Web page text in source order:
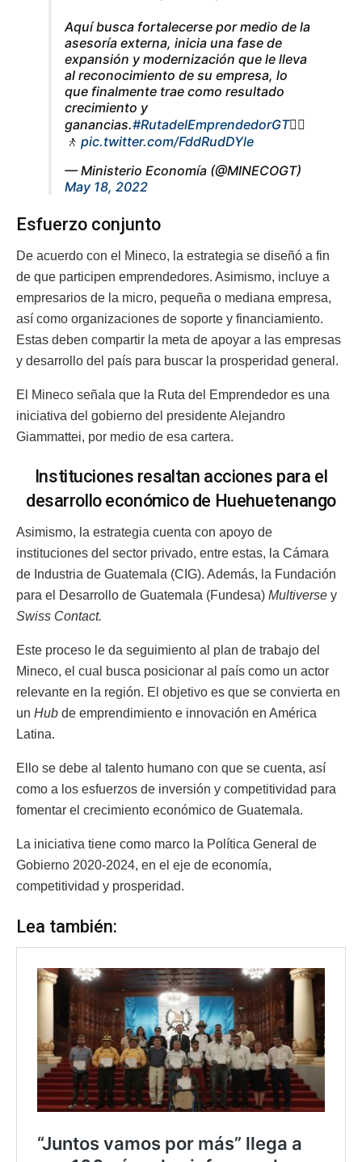
Aquí busca fortalecerse por medio de la
asesoría externa, inicia una fase de
expansión y modernización que le lleva
al reconocimiento de su empresa, lo
que finalmente trae como resultado
crecimiento y
ganancias.#RutadelEmprendedorGT🚶‍♀️
🚶 pic.twitter.com/FddRudDYle
— Ministerio Economía (@MINECOGT)
May 18, 2022
Esfuerzo conjunto
De acuerdo con el Mineco, la estrategia se diseñó a fin
de que participen emprendedores. Asimismo, incluye a
empresarios de la micro, pequeña o mediana empresa,
así como organizaciones de soporte y financiamiento.
Estas deben compartir la meta de apoyar a las empresas
y desarrollo del país para buscar la prosperidad general.
El Mineco señala que la Ruta del Emprendedor es una
iniciativa del gobierno del presidente Alejandro
Giammattei, por medio de esa cartera.
Instituciones resaltan acciones para el
desarrollo económico de Huehuetenango
Asimismo, la estrategia cuenta con apoyo de
instituciones del sector privado, entre estas, la Cámara
de Industria de Guatemala (CIG). Además, la Fundación
para el Desarrollo de Guatemala (Fundesa) Multiverse y
Swiss Contact.
Este proceso le da seguimiento al plan de trabajo del
Mineco, el cual busca posicionar al país como un actor
relevante en la región. El objetivo es que se convierta en
un Hub de emprendimiento e innovación en América
Latina.
Ello se debe al talento humano con que se cuenta, así
como a los esfuerzos de inversión y competitividad para
fomentar el crecimiento económico de Guatemala.
La iniciativa tiene como marco la Política General de
Gobierno 2020-2024, en el eje de economía,
competitividad y prosperidad.
Lea también: